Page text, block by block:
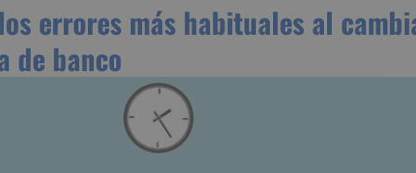
los errores más habituales al
hipoteca de banco